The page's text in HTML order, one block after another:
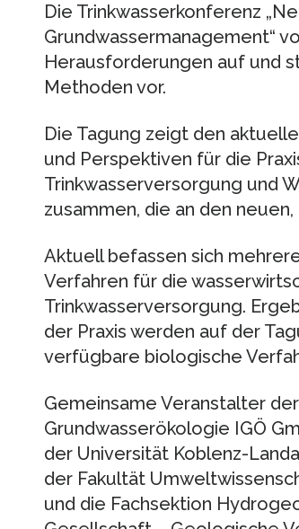
Die Trinkwasserkonferenz
Grundwassermanagement“
Herausforderungen auf und
Methoden vor.
Die Tagung zeigt den
und Perspektiven für die
Trinkwasserversorgung und
zusammen, die an den
Aktuell befassen sich
Verfahren für die
Trinkwasserversorgung.
der Praxis werden auf der
verfügbare biologische
Gemeinsame Veranstalter
Grundwasserökologie IGÖ
der Universität Koblenz-
der Fakultät
und die Fachsektion